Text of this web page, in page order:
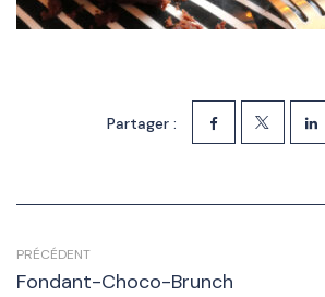
Partager :
PRÉCÉDENT
Fondant-Choco-Brunch